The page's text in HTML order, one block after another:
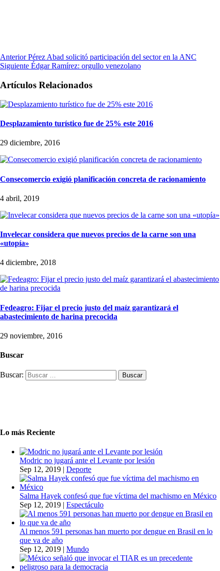
Anterior Pérez Abad solicitó participación del sector en la ANC
Siguiente Édgar Ramírez: orgullo venezolano
Artículos Relacionados
Desplazamiento turístico fue de 25% este 2016
29 diciembre, 2016
Consecomercio exigió planificación concreta de racionamiento
4 abril, 2019
Invelecar considera que nuevos precios de la carne son una
«utopía»
4 diciembre, 2018
Fedeagro: Fijar el precio justo del maíz garantizará el
abastecimiento de harina precocida
29 noviembre, 2016
Buscar
Buscar:
Lo más Reciente
Modric no jugará ante el Levante por lesión
Sep 12, 2019 | Deporte
Salma Hayek confesó que fue víctima del machismo en México
Sep 12, 2019 | Espectáculo
Al menos 591 personas han muerto por dengue en Brasil en lo
que va de año
Sep 12, 2019 | Mundo